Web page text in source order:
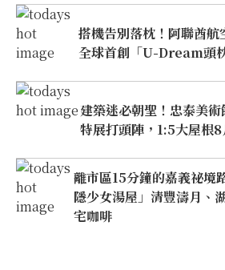
搭機告別落枕！阿聯酋航
全球首創「U-Dream頭
建築迷必朝聖！忠泰美
特展打頭陣，1:5大屋根
離市區15分鐘的嘉義祕境
隱少女湯屋」清豐濤月、
宅咖啡